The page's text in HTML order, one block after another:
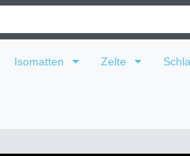
Isomatten Zelte